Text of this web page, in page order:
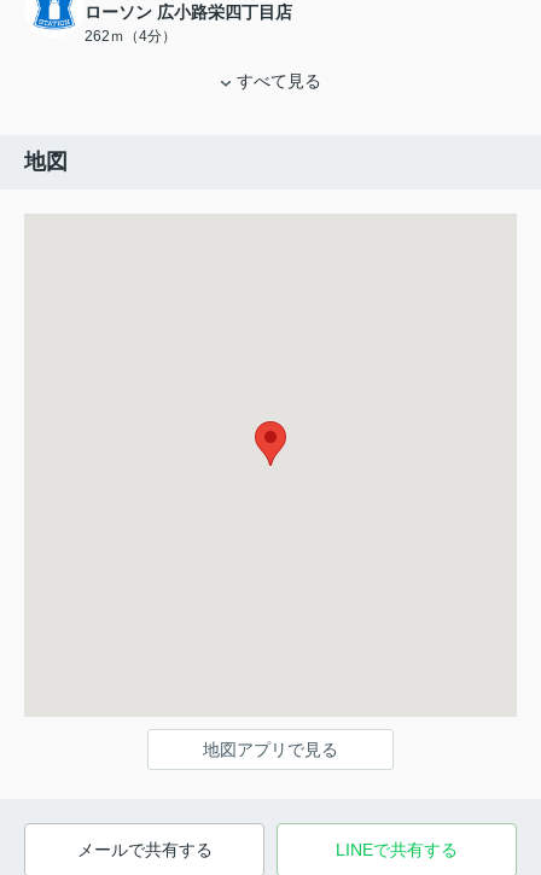
ローソン 広小路栄四丁目店
262ｍ（4分）
すべて見る
地図
地図アプリで見る
メールで共有する LINEで共有する